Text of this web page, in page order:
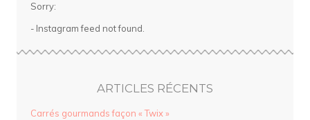
Sorry:
- Instagram feed not found.
ARTICLES RÉCENTS
Carrés gourmands façon « Twix »